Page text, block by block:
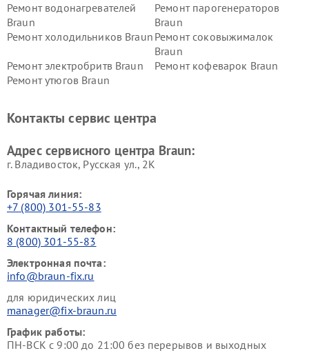
Ремонт водонагревателей
Braun
Ремонт парогенераторов
Braun
Ремонт холодильников Braun Ремонт соковыжималок
Braun
Ремонт электробритв Braun
Ремонт кофеварок Braun
Ремонт утюгов Braun
Контакты сервис центра
Адрес сервисного центра Braun:
г. Владивосток, Русская ул., 2К
Горячая линия:
+7 (800) 301-55-83
Контактный телефон:
8 (800) 301-55-83
Электронная почта:
info@braun-fix.ru
для юридических лиц
manager@fix-braun.ru
График работы:
ПН-ВСК с 9:00 до 21:00 без перерывов и выходных